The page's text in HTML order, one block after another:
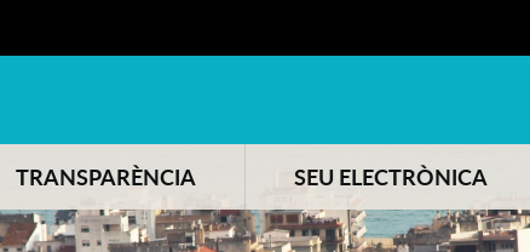
TRANSPARÈNCIA SEU ELECTRÒNICA